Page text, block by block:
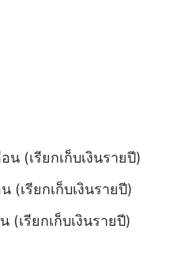
น (เรียกเก็บเงินรายปี)
(เรียกเก็บเงินรายปี)
(เรียกเก็บเงินรายปี)